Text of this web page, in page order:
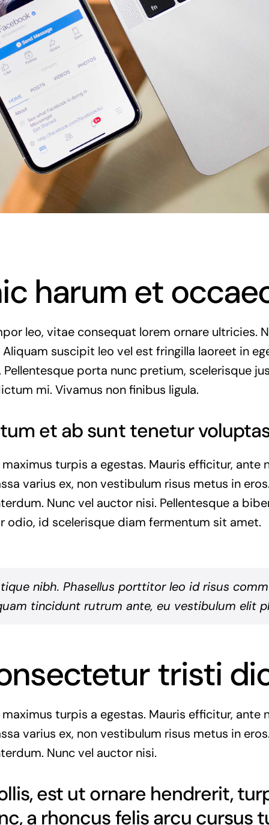
harum et
leo, vitae consequat lorem ornare ultricies.
suscipit leo vel est fringilla laoreet in
Pellentesque porta nunc pretium, scelerisque
mi. Vivamus non finibus ligula.
et ab sunt tenetur
turpis a egestas. Mauris efficitur, ante
varius ex, non vestibulum risus metus in
Nunc vel auctor nisi. Pellentesque a
odio, id scelerisque diam fermentum sit amet.
nibh. Phasellus porttitor leo id risus
tincidunt rutrum ante, eu vestibulum elit
tristi
turpis a egestas. Mauris efficitur, ante
varius ex, non vestibulum risus metus in
Nunc vel auctor nisi.
est ut ornare hendrerit,
a rhoncus felis arcu cursus